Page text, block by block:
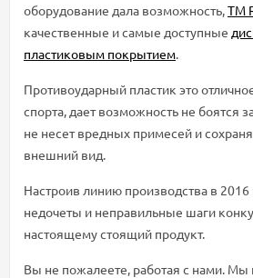
оборудование дала возможность,ТМ
качественные и самые доступные
пластиковым покрытием.
Противоударный пластик это
спорта, дает возможность не боятся
не несет вредных примесей и
внешний вид.
Настроив линию производства в 2016
недочеты и неправильные шаги
настоящему стоящий продукт.
Вы не пожалеете, работая с нами. Мы